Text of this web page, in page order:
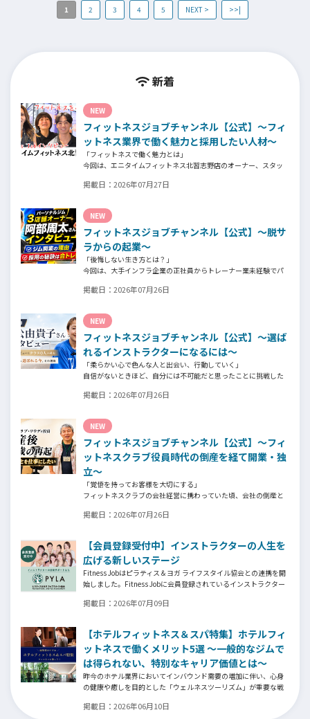
1 2 3 4 5 NEXT > >>|
新着
NEW
フィットネスジョブチャンネル【公式】～フィ
ットネス業界で働く魅力と採用したい人材～
「フィットネスで働く魅力とは」
今回は、エニタイムフィットネス北習志野店のオーナー、スタッ
力についてインタビュー。オーナー様からはスタッフの採用基
客様からはそのスタッフの皆様がつくる施設やフィットネスにつ
いての魅力を語っていただきました。
掲載日： 2026年07月27日
NEW
フィットネスジョブチャンネル【公式】～脱サ
ラからの起業～
「後悔しない生き方とは？」
今回は、大手インフラ企業の正社員からトレーナー業未経験でパ
代表の阿部周大さんへインタビュー。
掲載日： 2026年07月26日
NEW
フィットネスジョブチャンネル【公式】～選ば
れるインストラクターになるには～
「柔らかい心で色んな人と出会い、行動していく」
自信がないときほど、自分には不可能だと思ったことに挑戦した
そんな風に自分だけでは思いつかないことを行動に移してきた結
貴子さん。選ばれるインストラクターになるために若松さんが取
られた行動とは？
掲載日： 2026年07月26日
NEW
フィットネスジョブチャンネル【公式】～フィ
ットネスクラブ役員時代の倒産を経て開業・独
立～
「覚悟を持ってお客様を大切にする」
フィットネスクラブの会社経営に携わっていた頃、会社の倒産と
図ったパーソナルジム「ファントレイン」代表近藤健祐さんにイ
フィットネスクラブのキャンペーンや違約金制度はお客様を大切
にする仕組みだろうか！？資金が底をつく恐怖と闘いながらもお
客様との絆を築き上げた秘訣とは？
掲載日： 2026年07月26日
【会員登録受付中】インストラクターの人生を
広げる新しいステージ
Fitness Jobはピラティス＆ヨガ ライフスタイル協会との連携を開
始しました。Fitness Jobに会員登録されているインストラクター
ートをしていきます。
掲載日： 2026年07月09日
【ホテルフィットネス＆スパ特集】ホテルフィ
ットネスで働くメリット5選 ～一般的なジムで
は得られない、特別なキャリア価値とは～
昨今のホテル業界においてインバウンド需要の増加に伴い、心身
の健康や癒しを目的とした「ウェルネスツーリズム」が重要な戦
ガインストラクター、ピラティス指導者、ストレッチトレーナ
掲載日： 2026年06月10日